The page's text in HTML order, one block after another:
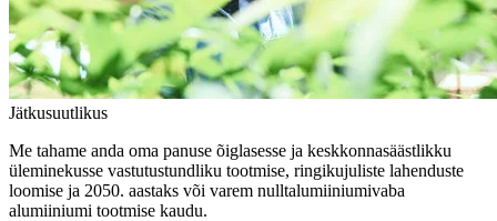
Jätkusuutlikus
Me tahame anda oma panuse õiglasesse ja keskkonnasäästlikku
üleminekusse vastutustundliku tootmise, ringikujuliste lahenduste
loomise ja 2050. aastaks või varem nulltalumiiniumivaba
alumiiniumi tootmise kaudu.